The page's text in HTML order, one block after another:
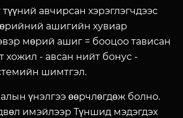
авчирсан хэрэглэгчдээс
ашигийн хувиар
мөрий ашиг = бооцоо тависан
хожил - авсан нийт бонус -
шимтгэл.
үнэлгээ өөрчлөгдөж болно.
имэйлээр Түншид мэдэгдэх